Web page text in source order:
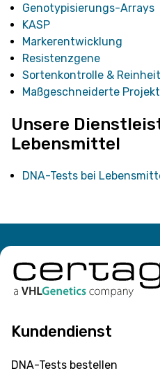
Genotypisierungs-Arrays
KASP
Markerentwicklung
Resistenzgene
Sortenkontrolle &
Maßgeschneiderte
Unsere
Lebensmittel
DNA-Tests bei
Kundendienst
DNA-Tests bestellen